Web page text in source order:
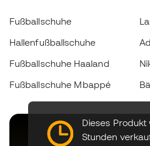
Dieses Produkt
Stunden
Fußballschuhe
Hallenfußballschuhe
Fußballschuhe Haaland
Fußballschuhe Mbappé